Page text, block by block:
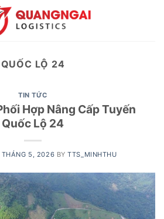
QUỐC LỘ 24
TIN TỨC
Hợp Nâng Cấp Tuyến
Quốc Lộ 24
THÁNG 5, 2026 BYTTS_MINHTHU